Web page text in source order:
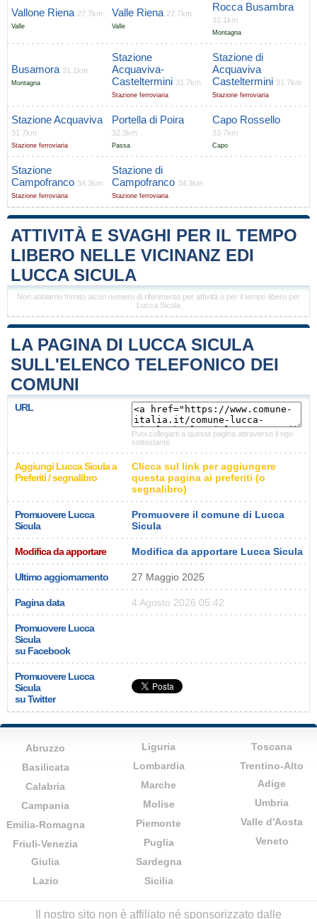
Vallone Riena 27.7km
Valle
Valle Riena 27.7km
Valle
Rocca Busambra
31.1km
Montagna
Busamora 31.1km
Montagna
Stazione
Acquaviva-
Casteltermini 31.7km
Stazione ferroviaria
Stazione di
Acquaviva
Casteltermini 31.7km
Stazione ferroviaria
Stazione Acquaviva
31.7km
Stazione ferroviaria
Portella di Poira
32.3km
Passa
Capo Rossello
33.7km
Capo
Stazione
Campofranco 34.3km
Stazione ferroviaria
Stazione di
Campofranco 34.3km
Stazione ferroviaria
ATTIVITÀ E SVAGHI PER IL TEMPO
LIBERO NELLE VICINANZ EDI
LUCCA SICULA
Non abbiamo fornito alcun numero di riferimento per attività o per il tempo libero per
Lucca Sicula
LA PAGINA DI LUCCA SICULA
SULL'ELENCO TELEFONICO DEI
COMUNI
URL
Puoi collegarti a questa pagina attraverso il rigo
sottostante.
Aggiungi Lucca Sicula a
Preferiti / segnalibro
Clicca sul link per aggiungere
questa pagina ai preferiti (o
segnalibro)
Promuovere Lucca
Sicula
Promuovere il comune di Lucca
Sicula
Modifica da apportare Modifica da apportare Lucca Sicula
Ultimo aggiornamento 27 Maggio 2025
Pagina data 4 Agosto 2026 05:42
Promuovere Lucca
Sicula
su Facebook
Promuovere Lucca
Sicula
su Twitter
Abruzzo
Basilicata
Calabria
Campania
Emilia-Romagna
Friuli-Venezia
Giulia
Lazio
Liguria
Lombardia
Marche
Molise
Piemonte
Puglia
Sardegna
Sicilia
Toscana
Trentino-Alto
Adige
Umbria
Valle d'Aosta
Veneto
Il nostro sito non è affiliato né sponsorizzato dalle